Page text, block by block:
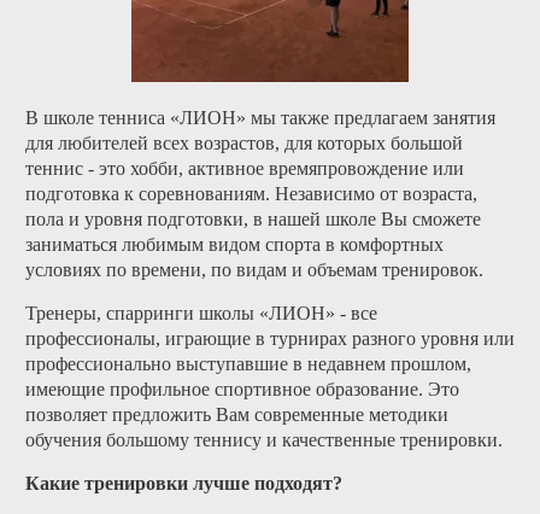
В школе тенниса «ЛИОН» мы также предлагаем занятия
для любителей всех возрастов, для которых большой
теннис - это хобби, активное времяпровождение или
подготовка к соревнованиям. Независимо от возраста,
пола и уровня подготовки, в нашей школе Вы сможете
заниматься любимым видом спорта в комфортных
условиях по времени, по видам и объемам тренировок.
Тренеры, спарринги школы «ЛИОН» - все
профессионалы, играющие в турнирах разного уровня или
профессионально выступавшие в недавнем прошлом,
имеющие профильное спортивное образование. Это
позволяет предложить Вам современные методики
обучения большому теннису и качественные тренировки.
Какие тренировки лучше подходят?